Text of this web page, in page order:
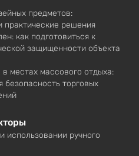
предметов:
практические решения
как подготовиться к
защищенности объекта
местах массового отдыха:
безопасность торговых
использовании ручного